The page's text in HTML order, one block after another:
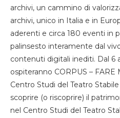
archivi, un cammino di
archivi, unico in Italia e in
aderenti e circa 180 eventi in
palinsesto interamente dal
contenuti digitali inediti. Dal 6
ospiteranno CORPUS –
Centro Studi del Teatro
scoprire (o riscoprire) il
nel Centro Studi del Teatro